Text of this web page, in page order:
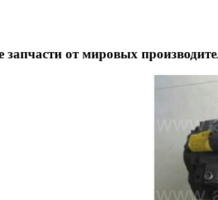
от мировых